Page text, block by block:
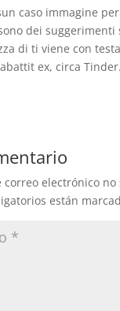
caso immagine
dei suggerimenti
di ti viene con
ex, circa
correo electrónico
están